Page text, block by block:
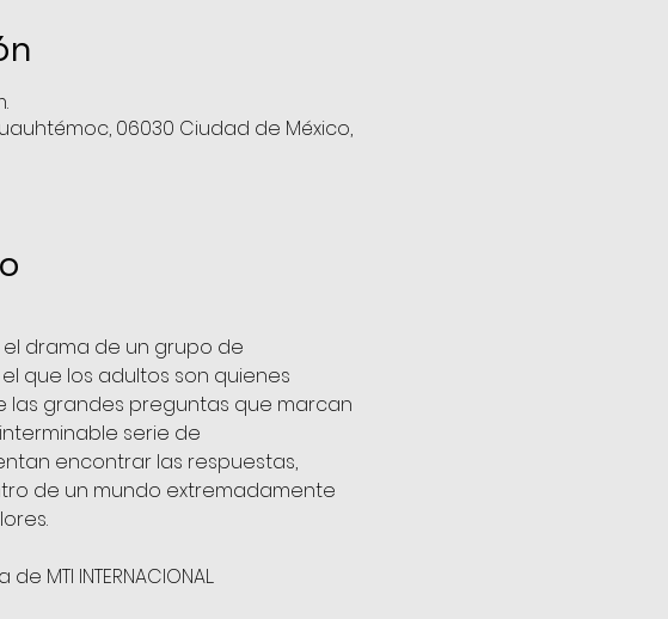
06030 Ciudad de México,
el drama de un grupo de
que los adultos son quienes
grandes preguntas que marcan
serie de
encontrar las respuestas,
de un mundo extremadamente
INTERNACIONAL.